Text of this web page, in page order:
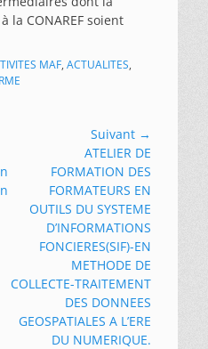
la CONAREF soient
MAF, ACTUALITES,
Suivant →
suivant :
ATELIER DE
FORMATION DES
FORMATEURS EN
OUTILS DU SYSTEME
D’INFORMATIONS
FONCIERES(SIF)-EN
METHODE DE
COLLECTE-TRAITEMENT
DES DONNEES
GEOSPATIALES A L’ERE
DU NUMERIQUE.